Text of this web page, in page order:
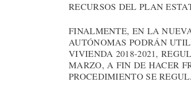
RECURSOS DEL PLAN
FINALMENTE, EN LA
AUTÓNOMAS PODRÁN
VIVIENDA 2018-2021,
MARZO, A FIN DE HACER
PROCEDIMIENTO SE